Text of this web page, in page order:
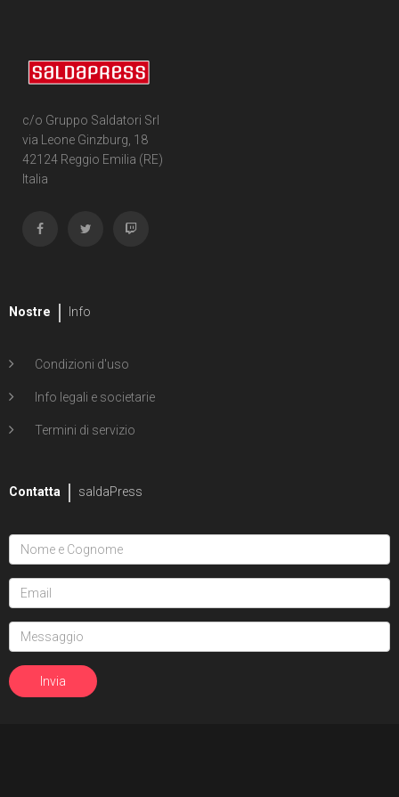
c/o Gruppo Saldatori Srl
via Leone Ginzburg, 18
42124 Reggio Emilia (RE)
Italia
Nostre Info
Condizioni d'uso
Info legali e societarie
Termini di servizio
Contatta saldaPress